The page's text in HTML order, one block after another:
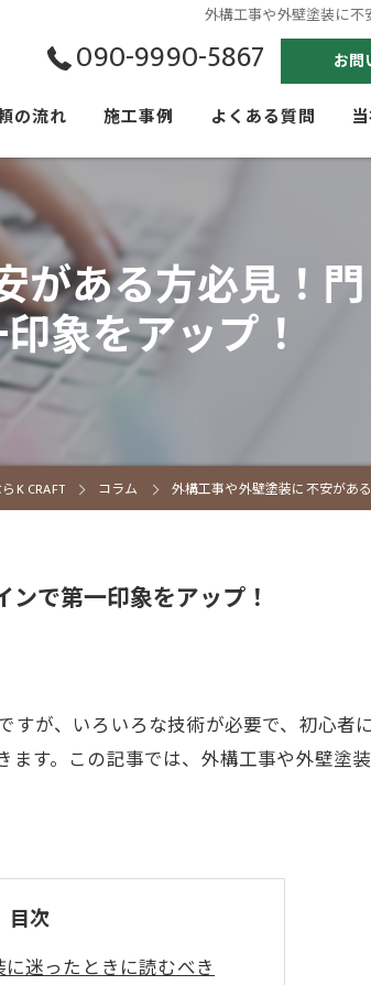
外構工事や外壁塗装に不
090-9990-5867 お問
の流れ 施工事例 よくある質問
がある方必見！
象をアップ！
K CRAFT コラム 外構工事や外壁塗装に不安があ
で第一印象をアップ！
が、いろいろな技術が必要で、初心者
す。この記事では、外構工事や外壁塗
目次
迷ったときに読むべき